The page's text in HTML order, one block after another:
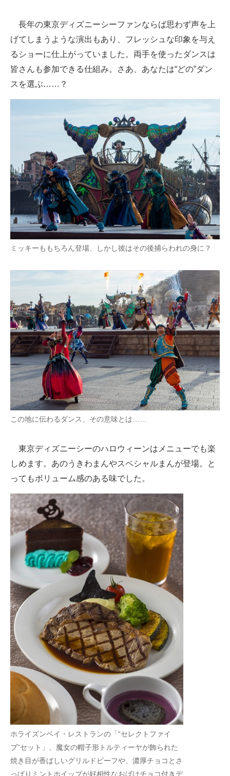
長年の東京ディズニーシーファンならば思わず声を上
げてしまうような演出もあり、フレッシュな印象を与え
るショーに仕上がっていました。両手を使ったダンスは
皆さんも参加できる仕組み。さあ、あなたは“どの”ダン
スを選ぶ……？
ミッキーももちろん登場、しかし彼はその後捕らわれの身に？
この地に伝わるダンス、その意味とは……
東京ディズニーシーのハロウィーンはメニューでも楽
しめます。あのうきわまんやスペシャルまんが登場。と
ってもボリューム感のある味でした。
ホライズンベイ・レストランの「“セレクトファイ
ブ”セット」、魔女の帽子形トルティーヤが飾られた
焼き目が香ばしいグリルドビーフや、濃厚チョコとさ
っぱりミントホイップが好相性なおばけチョコ付きデ